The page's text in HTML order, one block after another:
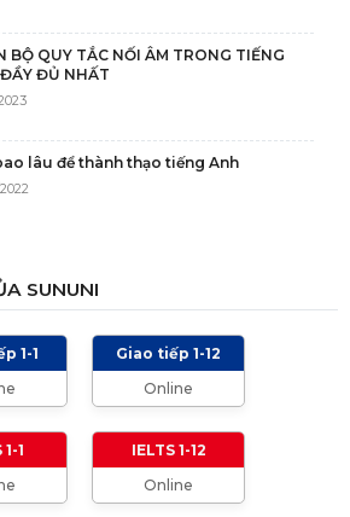
BỘ QUY TẮC NỐI ÂM TRONG TIẾNG
ĐỦ NHẤT
lâu để thành thạo tiếng Anh
CHÍ CHẤM IELTS SPEAKING, WRITING
VÀ NHỮNG LƯU Ý
HỢP CÁCH XƯNG HÔ TRONG TIẾNG
formal đến informal)
SUNUNI
1-1
Giao tiếp 1-12
Online
1
IELTS 1-12
Online